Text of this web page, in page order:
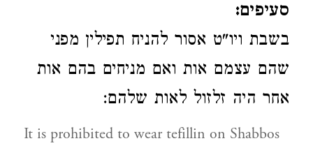
סעיפים:
בשבת ויו"ט אסור להניח תפילין מפני
שהם עצמם אות ואם מניחים בהם אות
אחר היה זלזול לאות שלהם:
It is prohibited to wear tefillin on Shabbos